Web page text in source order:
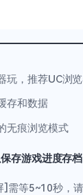
玩，推荐UC浏
存和数据
无痕浏览模式
存游戏进度存
]需等5~10秒，